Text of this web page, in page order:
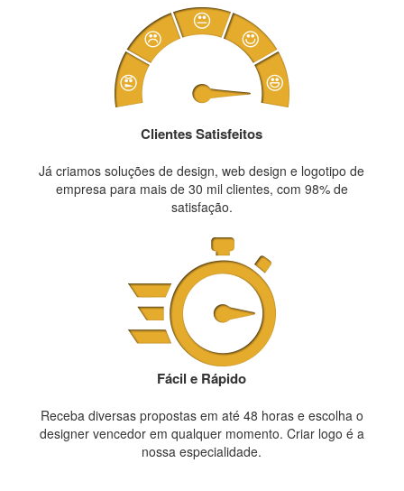
Clientes Satisfeitos
Já criamos soluções de design, web design e logotipo de
empresa para mais de 30 mil clientes, com 98% de
satisfação.
Fácil e Rápido
Receba diversas propostas em até 48 horas e escolha o
designer vencedor em qualquer momento. Criar logo é a
nossa especialidade.